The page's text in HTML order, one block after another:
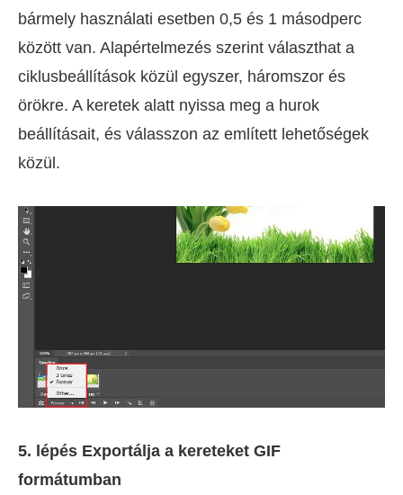
bármely használati esetben 0,5 és 1 másodperc
között van. Alapértelmezés szerint választhat a
ciklusbeállítások közül egyszer, háromszor és
örökre. A keretek alatt nyissa meg a hurok
beállításait, és válasszon az említett lehetőségek
közül.
5. lépés Exportálja a kereteket GIF
formátumban